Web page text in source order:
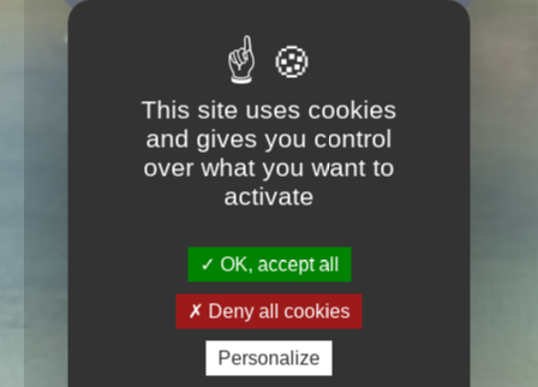
This site uses cookies
and gives you control
over what you want to
activate
OK, accept all
Deny all cookies
Personalize